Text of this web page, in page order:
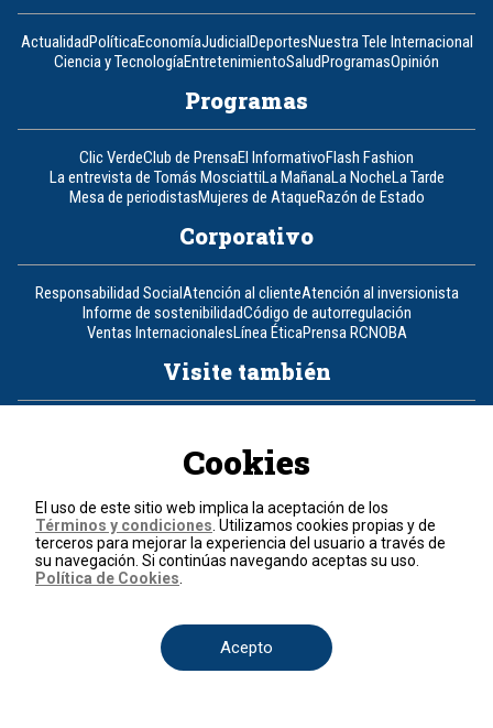
ActualidadPolíticaEconomíaJudicialDeportesNuestra Tele Internacional
Ciencia y TecnologíaEntretenimientoSaludProgramasOpinión
Programas
Clic VerdeClub de PrensaEl InformativoFlash Fashion
La entrevista de Tomás MosciattiLa MañanaLa NocheLa Tarde
Mesa de periodistasMujeres de AtaqueRazón de Estado
Corporativo
Responsabilidad SocialAtención al clienteAtención al inversionista
Informe de sostenibilidadCódigo de autorregulación
Ventas InternacionalesLínea ÉticaPrensa RCNOBA
Visite también
Nuestra Tele Internacional
Un producto de RCN Televisión
Contáctenos
Teléfono+57 (601) 426 92 92
Términos y condiciones
Cookies
El uso de este sitio web implica la aceptación de los
Términos y condiciones . Utilizamos cookies propias y de
terceros para mejorar la experiencia del usuario a través de
su navegación. Si continúas navegando aceptas su uso.
Política de Cookies
Acepto